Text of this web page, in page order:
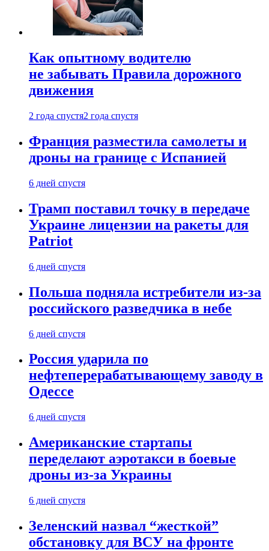
Как опытному водителю
не забывать Правила дорожного
движения
2 года спустя2 года спустя
Франция разместила самолеты и
дроны на границе с Испанией
6 дней спустя
Трамп поставил точку в передаче
Украине лицензии на ракеты для
Patriot
6 дней спустя
Польша подняла истребители из-за
российского разведчика в небе
6 дней спустя
Россия ударила по
нефтеперерабатывающему заводу в
Одессе
6 дней спустя
Американские стартапы
переделают аэротакси в боевые
дроны из-за Украины
6 дней спустя
Зеленский назвал “жесткой”
обстановку для ВСУ на фронте